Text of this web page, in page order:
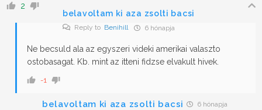
2
belavoltam ki aza zsolti bacsi
Reply to Benihill 6 hónapja
Ne becsuld ala az egyszeri videki amerikai valaszto
ostobasagat. Kb. mint az itteni fidzse elvakult hivek.
-1
belavoltam ki aza zsolti bacsi 6 hónapja